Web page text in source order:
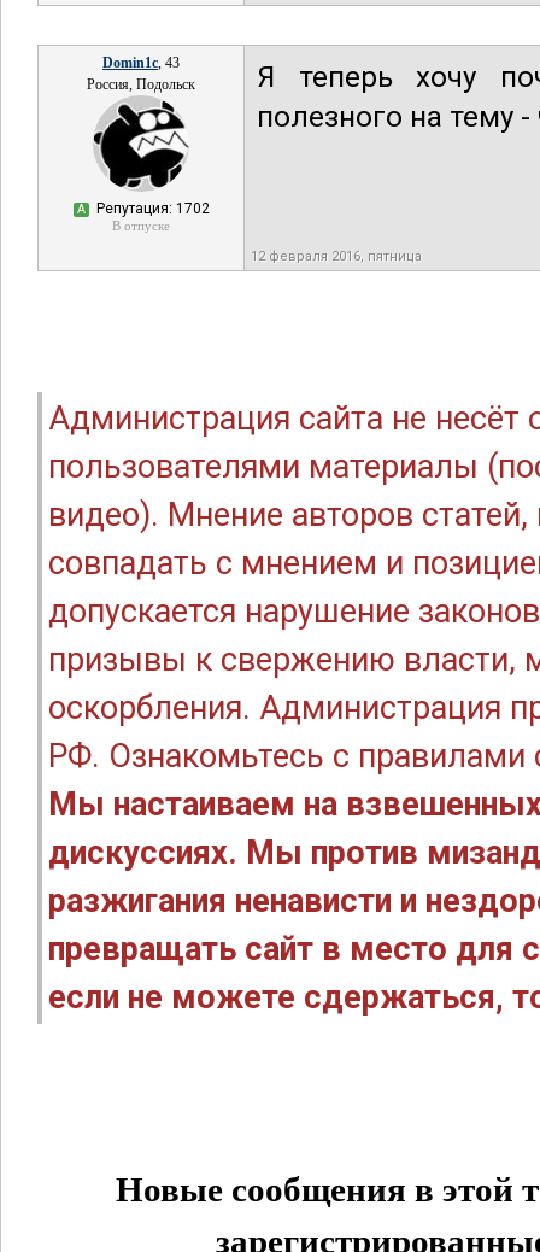
Domin1c, 43
Россия, Подольск
А Репутация: 1702
В отпуске
Я теперь хочу
полезного на тему
12 февраля 2016, пятница
Администрация сайта не
пользователями материалы
видео). Мнение авторов
совпадать с мнением и
допускается нарушение
призывы к свержению власти,
оскорбления. Администрация
РФ. Ознакомьтесь с правилами
Мы настаиваем на
дискуссиях. Мы против
разжигания ненависти и
превращать сайт в место для
если не можете сдержаться,
Новые сообщения в этой